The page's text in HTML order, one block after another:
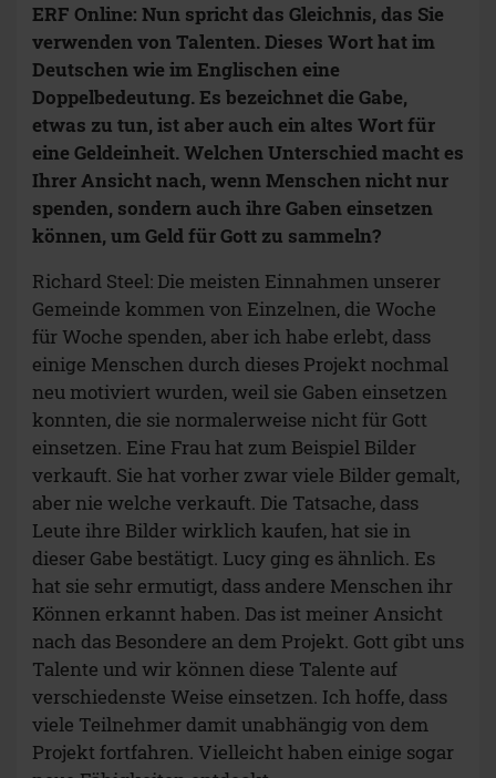
ERF Online: Nun spricht das Gleichnis, das Sie
verwenden von Talenten. Dieses Wort hat im
Deutschen wie im Englischen eine
Doppelbedeutung. Es bezeichnet die Gabe,
etwas zu tun, ist aber auch ein altes Wort für
eine Geldeinheit. Welchen Unterschied macht es
Ihrer Ansicht nach, wenn Menschen nicht nur
spenden, sondern auch ihre Gaben einsetzen
können, um Geld für Gott zu sammeln?
Richard Steel: Die meisten Einnahmen unserer
Gemeinde kommen von Einzelnen, die Woche
für Woche spenden, aber ich habe erlebt, dass
einige Menschen durch dieses Projekt nochmal
neu motiviert wurden, weil sie Gaben einsetzen
konnten, die sie normalerweise nicht für Gott
einsetzen. Eine Frau hat zum Beispiel Bilder
verkauft. Sie hat vorher zwar viele Bilder gemalt,
aber nie welche verkauft. Die Tatsache, dass
Leute ihre Bilder wirklich kaufen, hat sie in
dieser Gabe bestätigt. Lucy ging es ähnlich. Es
hat sie sehr ermutigt, dass andere Menschen ihr
Können erkannt haben. Das ist meiner Ansicht
nach das Besondere an dem Projekt. Gott gibt uns
Talente und wir können diese Talente auf
verschiedenste Weise einsetzen. Ich hoffe, dass
viele Teilnehmer damit unabhängig von dem
Projekt fortfahren. Vielleicht haben einige sogar